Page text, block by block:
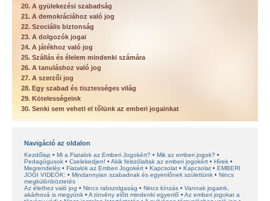
20. A gyülekezési szabadság
21. A demokráciához való jog
22. Szociális biztonság
23. A dolgozók jogai
24. A játékhoz való jog
25. Szállás és élelem mindenki számára
26. A tanuláshoz való jog
27. A szerzői jog
28. Egy szabad és tisztességes világ
29. Kötelességeink
30. Senki sem veheti el tőlünk az emberi jogainkat
Navigáció az oldalon
Kezdőlap Mi a Fiatalok az Emberi Jogokért?
Mik az emberi jogok?
Pedagógusok
Cselekedjen! Akik felszólaltak az emberi jogokért
Hírek
Megrendelés
Fiatalok az Emberi Jogokért Kapcsolat Kapcsolat
EMBERI
JOGI VIDEÓK:
Mindannyian szabadnak és egyenlőnek születtünk
Nincs
megkülönböztetés
Az élethez való jog
Nincs rabszolgaság Nincs kínzás
Vannak jogaink,
akárhová is megyünk
A törvény előtt mindenki egyenlő
Az emberi jogokat a